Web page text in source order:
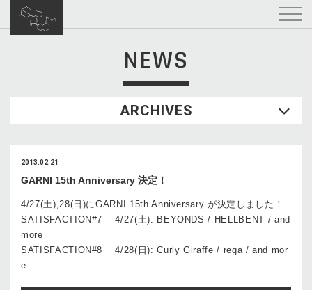
NEWS
ARCHIVES
2013.02.21
GARNI 15th Anniversary 決定！
4/27(土),28(日)にGARNI 15th Anniversary が決定しました！
SATISFACTION#7 4/27(土): BEYONDS / HELLBENT / and
more
SATISFACTION#8 4/28(日): Curly Giraffe / rega / and mor
e